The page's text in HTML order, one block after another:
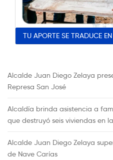
TU APORTE SE TRADUCE
Alcalde Juan Diego Zelaya
Represa San José
Alcaldía brinda asistencia a
que destruyó seis viviendas en
Alcalde Juan Diego Zelaya
de Nave Carías